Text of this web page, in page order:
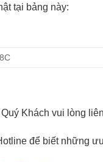
tại bảng này:
Khách vui lòng
để biết những